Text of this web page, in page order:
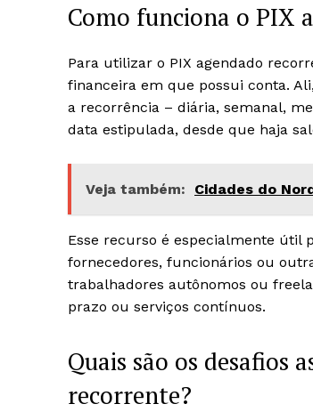
Como funciona o PIX
Para utilizar o PIX agendado
financeira em que possui conta.
a recorrência – diária, semanal,
data estipulada, desde que haja
Veja também: Cidades do
Esse recurso é especialmente útil
fornecedores, funcionários ou
trabalhadores autônomos ou
prazo ou serviços contínuos.
Quais são os desafios
recorrente?